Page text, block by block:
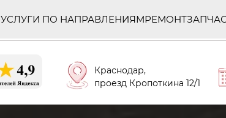
УСЛУГИ ПО НАПРАВЛЕНИЯМРЕМОНТ
Краснодар,
проезд Кропоткина 12/1